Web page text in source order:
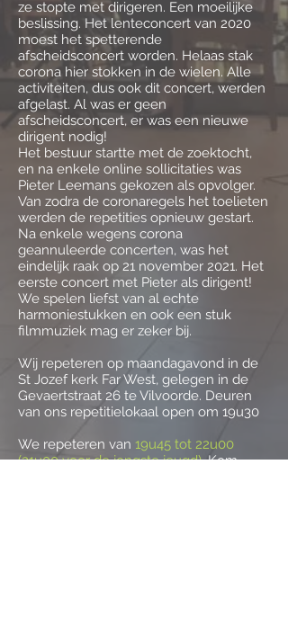
ze stopte met dirigeren. Een moeilijke
beslissing. Het lenteconcert van 2020
moest het spetterende
afscheidsconcert worden. Helaas stak
corona hier stokken in de wielen. Alle
activiteiten, dus ook dit concert, werden
afgelast. Al was er geen
afscheidsconcert, er was een nieuwe
dirigent nodig!
Het bestuur startte met de zoektocht,
en na enkele online sollicitaties was
Pieter Leemans gekozen als opvolger.
Van zodra de coronaregels het toelieten
werden de repetities opnieuw gestart.
Na enkele wegens corona
geannuleerde concerten, was het
eindelijk raak op 21 november 2021. Het
eerste concert met Pieter als dirigent!
We spelen liefst van al echte
harmoniestukken en ook een stuk
filmmuziek mag er zeker bij.
​Wij repeteren op maandagavond in de
St Jozef kerk Far West, gelegen in de
Gevaertstraat 26 te Vilvoorde. Deuren
van ons repetitielokaal open om 19u30
We repeteren van 19u45 tot 22u00
(21u00 voor de jongste jeugd). Kom